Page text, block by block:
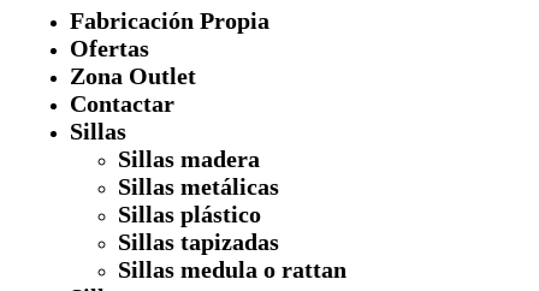
Fabricación Propia
Ofertas
Zona Outlet
Contactar
Sillas
Sillas madera
Sillas metálicas
Sillas plástico
Sillas tapizadas
Sillas medula o rattan